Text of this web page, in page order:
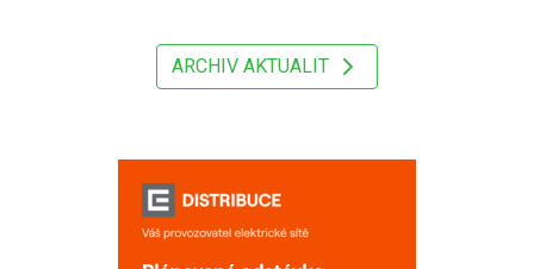
ARCHIV AKTUALIT